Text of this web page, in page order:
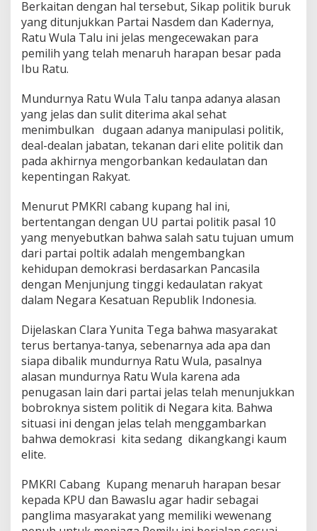
Berkaitan dengan hal tersebut, Sikap politik buruk
yang ditunjukkan Partai Nasdem dan Kadernya,
Ratu Wula Talu ini jelas mengecewakan para
pemilih yang telah menaruh harapan besar pada
Ibu Ratu.
Mundurnya Ratu Wula Talu tanpa adanya alasan
yang jelas dan sulit diterima akal sehat
menimbulkan dugaan adanya manipulasi politik,
deal-dealan jabatan, tekanan dari elite politik dan
pada akhirnya mengorbankan kedaulatan dan
kepentingan Rakyat.
Menurut PMKRI cabang kupang hal ini,
bertentangan dengan UU partai politik pasal 10
yang menyebutkan bahwa salah satu tujuan umum
dari partai poltik adalah mengembangkan
kehidupan demokrasi berdasarkan Pancasila
dengan Menjunjung tinggi kedaulatan rakyat
dalam Negara Kesatuan Republik Indonesia.
Dijelaskan Clara Yunita Tega bahwa masyarakat
terus bertanya-tanya, sebenarnya ada apa dan
siapa dibalik mundurnya Ratu Wula, pasalnya
alasan mundurnya Ratu Wula karena ada
penugasan lain dari partai jelas telah menunjukkan
bobroknya sistem politik di Negara kita. Bahwa
situasi ini dengan jelas telah menggambarkan
bahwa demokrasi kita sedang dikangkangi kaum
elite.
PMKRI Cabang Kupang menaruh harapan besar
kepada KPU dan Bawaslu agar hadir sebagai
panglima masyarakat yang memiliki wewenang